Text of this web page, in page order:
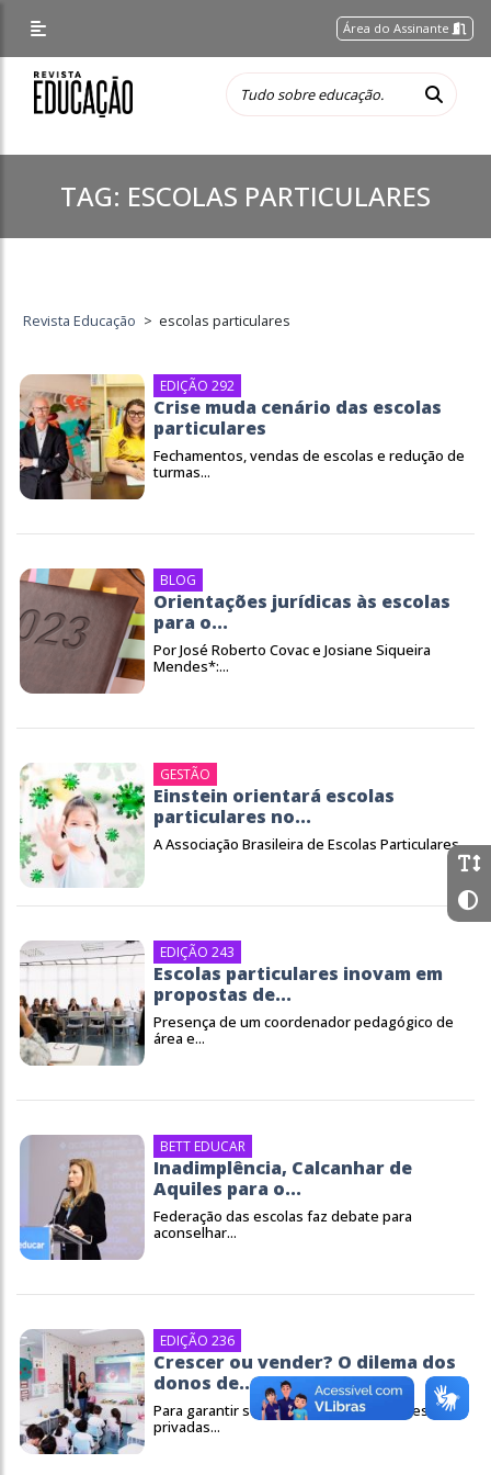
Área do Assinante
TAG: ESCOLAS PARTICULARES
Revista Educação > escolas particulares
EDIÇÃO 292
Crise muda cenário das escolas
particulares
Fechamentos, vendas de escolas e redução de
turmas...
BLOG
Orientações jurídicas às escolas
para o...
Por José Roberto Covac e Josiane Siqueira
Mendes*:...
GESTÃO
Einstein orientará escolas
particulares no...
A Associação Brasileira de Escolas Particulares...
EDIÇÃO 243
Escolas particulares inovam em
propostas de...
Presença de um coordenador pedagógico de
área e...
BETT EDUCAR
Inadimplência, Calcanhar de
Aquiles para o...
Federação das escolas faz debate para
aconselhar...
EDIÇÃO 236
Crescer ou vender? O dilema dos
donos de...
Para garantir subsistência de instituições
privadas...